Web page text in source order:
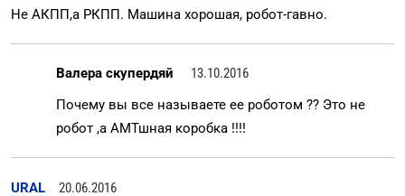
Не АКПП,а РКПП. Машина хорошая, робот-гавно.
Валера скупердяй
13.10.2016
Почему вы все называете ее роботом ?? Это не
робот ,а АМТшная коробка !!!!
URAL
20.06.2016